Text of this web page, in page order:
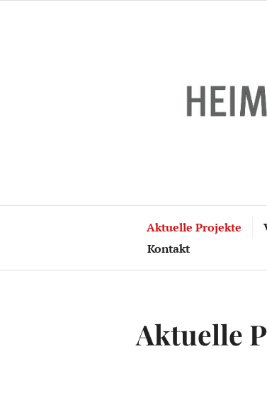
Aktuelle Projekte
Kontakt
Aktuelle